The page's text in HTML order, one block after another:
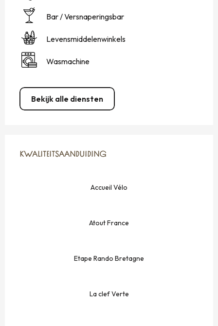
Bar / Versnaperingsbar
Levensmiddelenwinkels
Wasmachine
Bekijk alle diensten
KWALITEITSAANDUIDING
KWALITEITSAANDUIDING
Accueil Vélo
Atout France
Etape Rando Bretagne
La clef Verte